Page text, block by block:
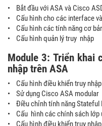
• Bắt đầu với ASA và Cisco
• Cấu hình cho các interface
• Cấu hình các tính năng cơ
• Cấu hình quản lý truy nhập
Module 3: Triển khai
nhập trên ASA
• Cấu hình điều khiển truy
• Sử dụng Cisco ASA modular
• Điều chỉnh tính năng Stateful
• Cấu hình các chính sách lớp